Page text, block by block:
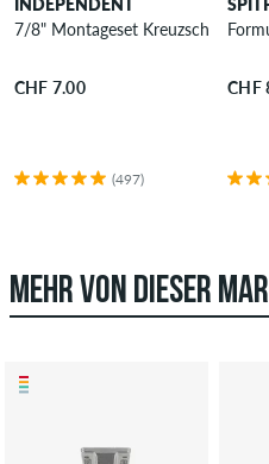
7/8" Montageset Kreuzschlitz
CHF 7.00
(497)
CHF
MEHR VON DIESER